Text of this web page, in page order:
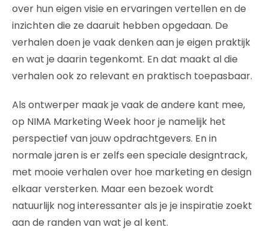
over hun eigen visie en ervaringen vertellen en de
inzichten die ze daaruit hebben opgedaan. De
verhalen doen je vaak denken aan je eigen praktijk
en wat je daarin tegenkomt. En dat maakt al die
verhalen ook zo relevant en praktisch toepasbaar.
Als ontwerper maak je vaak de andere kant mee,
op NIMA Marketing Week hoor je namelijk het
perspectief van jouw opdrachtgevers. En in
normale jaren is er zelfs een speciale designtrack,
met mooie verhalen over hoe marketing en design
elkaar versterken. Maar een bezoek wordt
natuurlijk nog interessanter als je je inspiratie zoekt
aan de randen van wat je al kent.